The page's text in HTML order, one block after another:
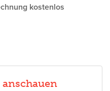
kostenlos